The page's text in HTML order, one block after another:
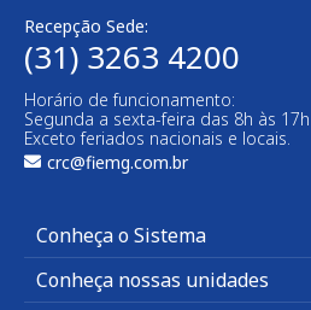
Recepção Sede:
(31) 3263 4200
Horário de funcionamento:
Segunda a sexta-feira das 8h às 17h
Exceto feriados nacionais e locais.
crc@fiemg.com.br
Conheça o Sistema
Conheça nossas unidades